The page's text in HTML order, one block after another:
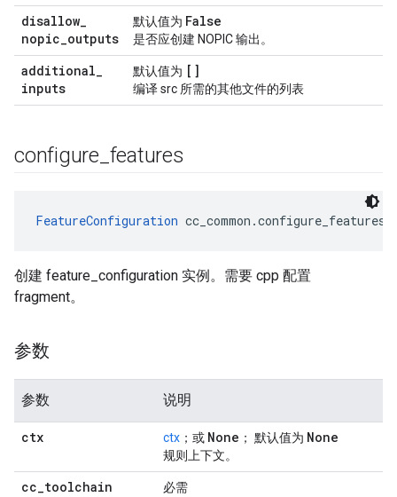
disallow_
nopic_outputs
默认值为 False
是否应创建 NOPIC 输出。
additional_
inputs
默认值为 []
编译 src 所需的其他文件的列表
configure features
FeatureConfiguration
创建 feature_configuration 实例。需要 cpp 配置
fragment。
参数
参数 说明
ctx ctx ；或 None ； 默认值为 None
规则上下文。
cc_toolchain
必需